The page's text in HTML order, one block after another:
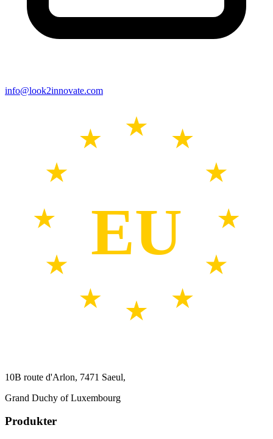
info@look2innovate.com
EU
10B route d'Arlon, 7471 Saeul,
Grand Duchy of Luxembourg
Produkter